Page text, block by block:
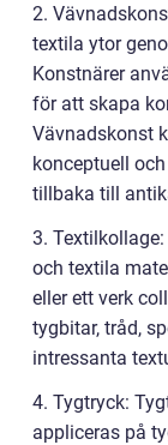
2.
textila ytor
Konstnärer
för att skapa
Vävnadskonst
konceptuell
tillbaka till
3.
och textila
eller ett verk
tygbitar, tråd,
intressanta
4. Tygtryck:
appliceras på